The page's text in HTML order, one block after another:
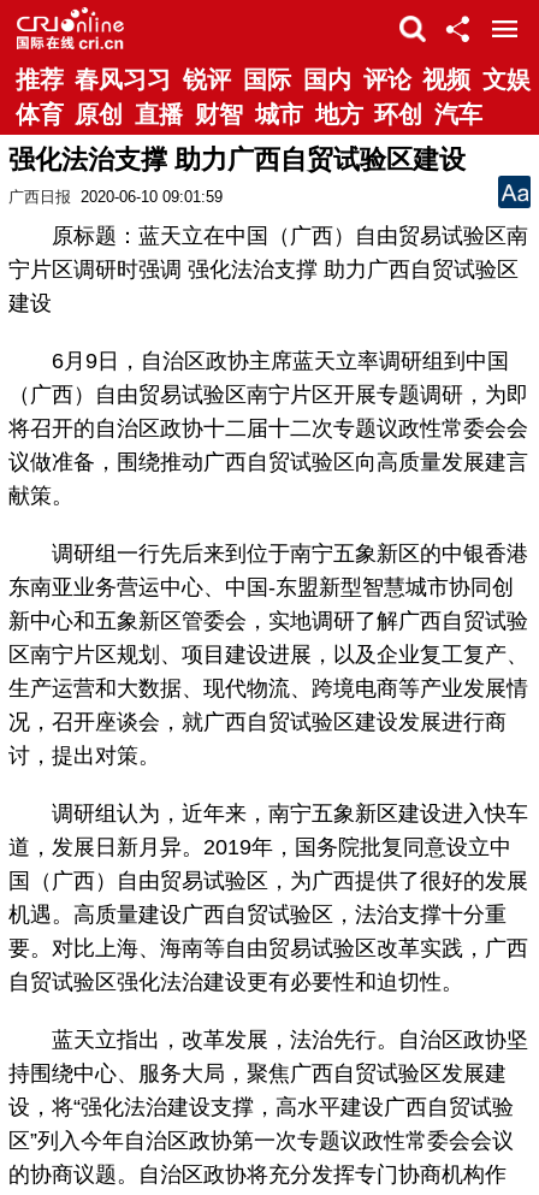
推荐 春风习习 锐评 国际 国内 评论 视频 文娱
体育 原创 直播 财智 城市 地方 环创 汽车
强化法治支撑 助力广西自贸试验区建设
广西日报 2020-06-10 09:01:59
原标题：蓝天立在中国（广西）自由贸易试验区南
宁片区调研时强调 强化法治支撑 助力广西自贸试验区
建设
6月9日，自治区政协主席蓝天立率调研组到中国
（广西）自由贸易试验区南宁片区开展专题调研，为即
将召开的自治区政协十二届十二次专题议政性常委会会
议做准备，围绕推动广西自贸试验区向高质量发展建言
献策。
调研组一行先后来到位于南宁五象新区的中银香港
东南亚业务营运中心、中国-东盟新型智慧城市协同创
新中心和五象新区管委会，实地调研了解广西自贸试验
区南宁片区规划、项目建设进展，以及企业复工复产、
生产运营和大数据、现代物流、跨境电商等产业发展情
况，召开座谈会，就广西自贸试验区建设发展进行商
讨，提出对策。
调研组认为，近年来，南宁五象新区建设进入快车
道，发展日新月异。2019年，国务院批复同意设立中
国（广西）自由贸易试验区，为广西提供了很好的发展
机遇。高质量建设广西自贸试验区，法治支撑十分重
要。对比上海、海南等自由贸易试验区改革实践，广西
自贸试验区强化法治建设更有必要性和迫切性。
蓝天立指出，改革发展，法治先行。自治区政协坚
持围绕中心、服务大局，聚焦广西自贸试验区发展建
设，将“强化法治建设支撑，高水平建设广西自贸试验
区”列入今年自治区政协第一次专题议政性常委会会议
的协商议题。自治区政协将充分发挥专门协商机构作